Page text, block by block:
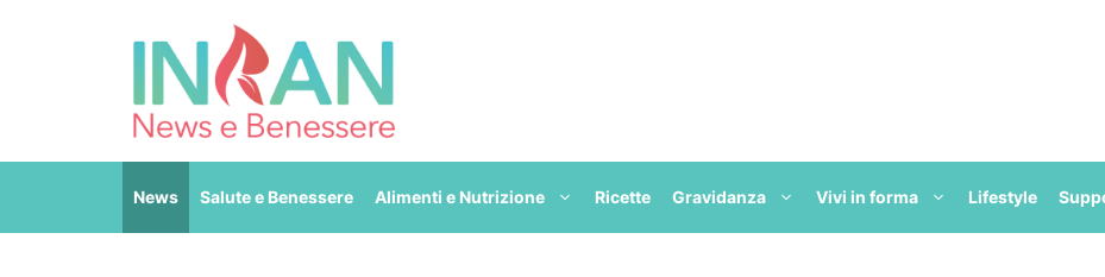
News Salute e Benessere Alimenti e Nutrizione Ricette Gravidanza Vivi in forma Lifestyle